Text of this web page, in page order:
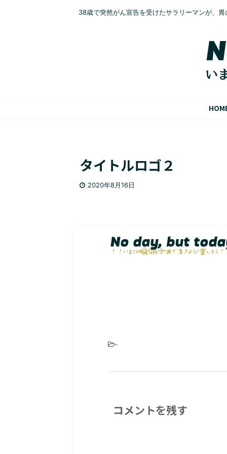
38歳で突然がん宣告を受けたサラリーマンが、
タイトルロゴ２
2020年8月16日
-
コメントを残す